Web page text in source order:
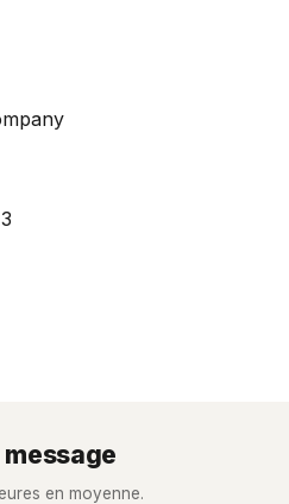
en moyenne.